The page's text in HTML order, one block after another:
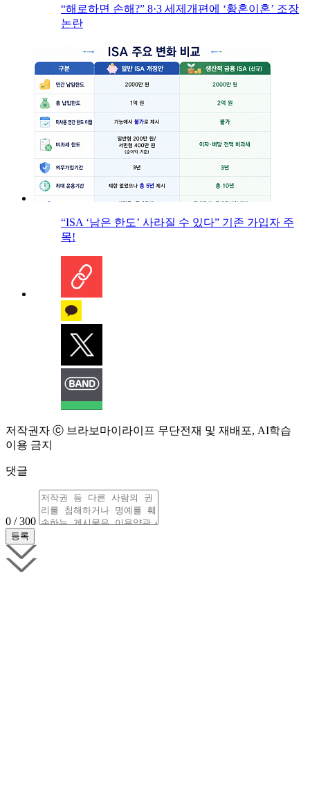
“해로하면 손해?” 8·3 세제개편에 ‘황혼이혼’ 조장
논란
“ISA ‘남은 한도’ 사라질 수 있다” 기존 가입자 주
목!
저작권자 ⓒ 브라보마이라이프 무단전재 및 재배포, AI학습
이용 금지
댓글
0 / 300